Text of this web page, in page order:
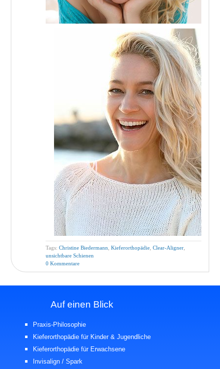
Tags:Christine Biedermann ,Kieferorthopädie ,Clear-Aligner
unsichtbare Schienen
0 Kommentare
Auf einen Blick
Praxis-Philosophie
Kieferorthopädie für Kinder & Jugendliche
Kieferorthopädie für Erwachsene
Invisalign / Spark